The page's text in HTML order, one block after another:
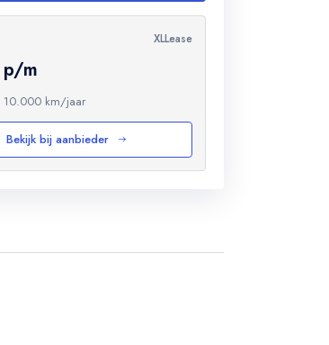
XLLease
m
10.000 km/jaar
Bekijk bij aanbieder